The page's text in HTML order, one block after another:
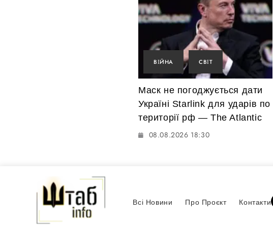
ВІЙНА СВІТ
Маск не погоджується дати
Україні Starlink для ударів по
території рф — The Atlantic
08.08.2026 18:30
Всі Новини Про Проєкт Контакти